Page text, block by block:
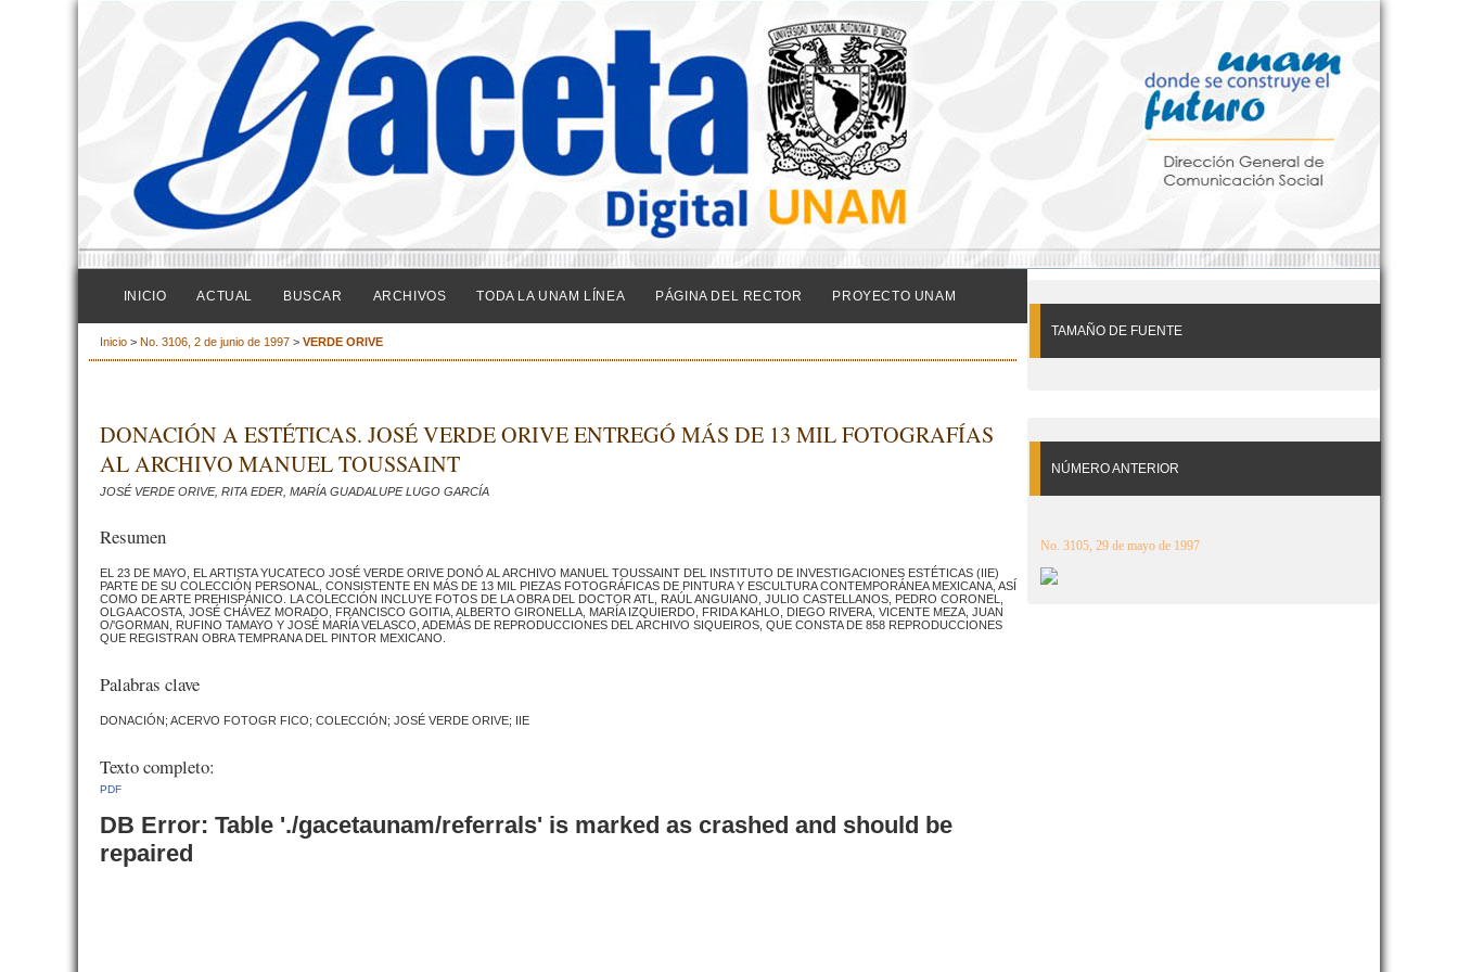
TAMAÑO DE FUENTE
NÚMERO ANTERIOR
No. 3105, 29 de mayo de 1997
INICIO ACTUAL BUSCAR ARCHIVOS TODA LA UNAM LÍNEA PÁGINA DEL RECTOR PROYECTO UNAM
Inicio > No. 3106, 2 de junio de 1997 > VERDE ORIVE
DONACIÓN A ESTÉTICAS. JOSÉ VERDE ORIVE ENTREGÓ MÁS DE 13 MIL FOTOGRAFÍAS
AL ARCHIVO MANUEL TOUSSAINT
JOSÉ VERDE ORIVE, RITA EDER, MARÍA GUADALUPE LUGO GARCÍA
Resumen
EL 23 DE MAYO, EL ARTISTA YUCATECO JOSÉ VERDE ORIVE DONÓ AL ARCHIVO MANUEL TOUSSAINT DEL INSTITUTO DE INVESTIGACIONES ESTÉTICAS (IIE)
PARTE DE SU COLECCIÓN PERSONAL, CONSISTENTE EN MÁS DE 13 MIL PIEZAS FOTOGRÁFICAS DE PINTURA Y ESCULTURA CONTEMPORÁNEA MEXICANA, ASÍ
COMO DE ARTE PREHISPÁNICO. LA COLECCIÓN INCLUYE FOTOS DE LA OBRA DEL DOCTOR ATL, RAÚL ANGUIANO, JULIO CASTELLANOS, PEDRO CORONEL,
OLGA ACOSTA, JOSÉ CHÁVEZ MORADO, FRANCISCO GOITIA, ALBERTO GIRONELLA, MARÍA IZQUIERDO, FRIDA KAHLO, DIEGO RIVERA, VICENTE MEZA, JUAN
O/'GORMAN, RUFINO TAMAYO Y JOSÉ MARÍA VELASCO, ADEMÁS DE REPRODUCCIONES DEL ARCHIVO SIQUEIROS, QUE CONSTA DE 858 REPRODUCCIONES
QUE REGISTRAN OBRA TEMPRANA DEL PINTOR MEXICANO.
Palabras clave
DONACIÓN; ACERVO FOTOGR FICO; COLECCIÓN; JOSÉ VERDE ORIVE; IIE
Texto completo:
PDF
DB Error: Table './gacetaunam/referrals' is marked as crashed and should be
repaired